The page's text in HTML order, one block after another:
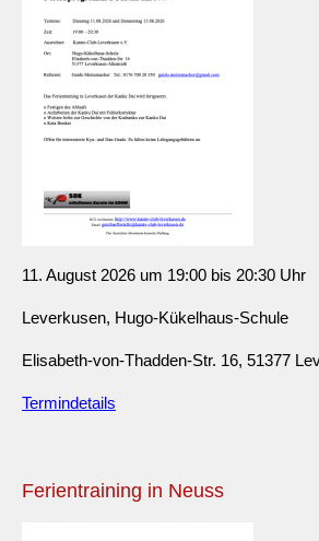
11. August 2026 um 19:00 bis 20:30 Uhr
Leverkusen, Hugo-Kükelhaus-Schule
Elisabeth-von-Thadden-Str. 16, 51377
Termindetails
Ferientraining in Neuss